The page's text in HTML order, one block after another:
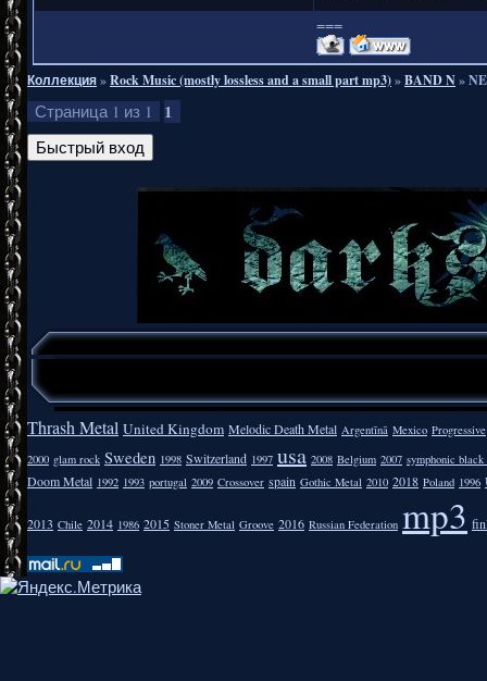
===
Коллекция»Rock Music (mostly lossless and a small part mp3)»BAND N»
Страница 1 из 1 1
Thrash Metal United Kingdom Melodic Death Metal Argentīnā Mexico Progressive
2000 glam rock Sweden 1998 Switzerland 1997 usa 2008 Belgium 2007 symphonic
Doom Metal 1992 1993 portugal 2009 Crossover spain Gothic Metal 2010 2018 Poland 1996
2013 Chile 2014 1986 2015 Stoner Metal Groove 2016 Russian Federation mp3